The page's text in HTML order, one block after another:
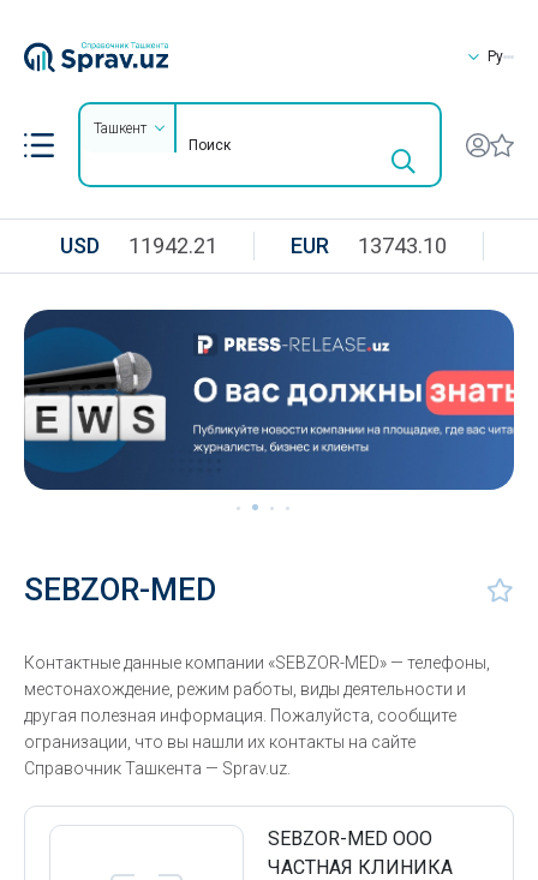
Ру
Ташкент
USD 11942.21 EUR 13743.10
SEBZOR-MED
Контактные данные компании «SEBZOR-MED» — телефоны,
местонахождение, режим работы, виды деятельности и
другая полезная информация. Пожалуйста, сообщите
огранизации, что вы нашли их контакты на сайте
Справочник Ташкента — Sprav.uz.
SEBZOR-MED ООО
ЧАСТНАЯ КЛИНИКА